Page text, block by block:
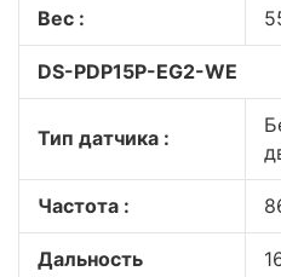
Вес :
DS-PDP15P-EG2-WE
Тип датчика :
Частота :
Дальность